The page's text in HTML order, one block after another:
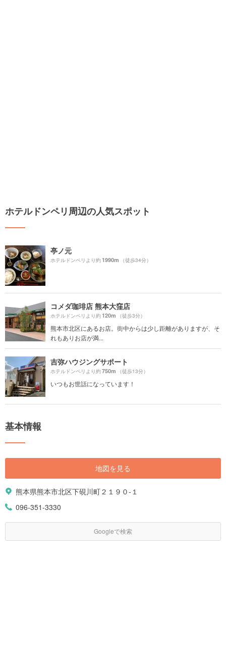
ホテルドンペリ周辺の人気スポット
亭ノ元
ホテルドンペリより約1990m （徒歩34分）
コメダ珈琲店 熊本大窪店
ホテルドンペリより約120m （徒歩3分）
熊本市北区にあるお店。街中からは少し距離がありますが、そ
れもありお店が満...
吉弥ハウジングサポート
ホテルドンペリより約750m （徒歩13分）
いつもお世話になっています！
基本情報
地図を見る
熊本県熊本市北区下硯川町２１９０-１
096-351-3330
Googleで検索